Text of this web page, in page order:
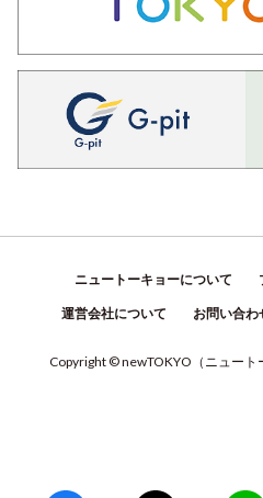
ニュートーキョーについて
運営会社について お問い合わ
Copyright © newTOKYO （ ニュート